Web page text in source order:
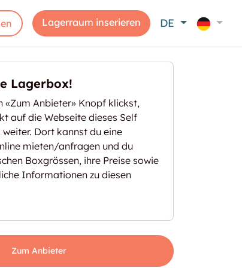
Lagerraum inserieren DE
Lagerbox!
«Zum Anbieter» Knopf klickst,
auf die Webseite dieses Self
Dort kannst du eine
mieten/anfragen und du
Boxgrössen, ihre Preise sowie
Informationen zu diesen
Zum Anbieter